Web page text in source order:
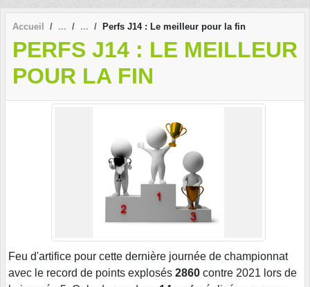
Accueil Perfs J14 : Le meilleur pour la fin
PERFS J14 : LE MEILLEUR
POUR LA FIN
Feu d'artifice pour cette dernière journée de championnat
avec le record de points explosés 2860 contre 2021 lors de